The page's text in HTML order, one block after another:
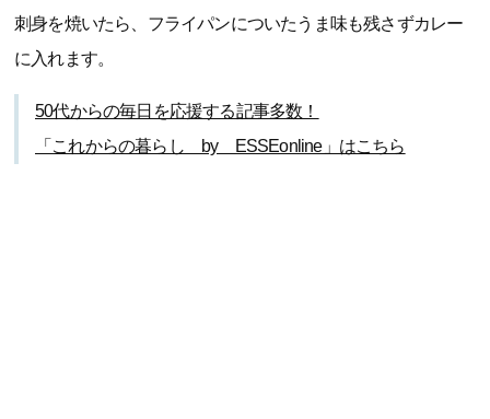
刺身を焼いたら、フライパンについたうま味も残さずカレー
に入れます。
50代からの毎日を応援する記事多数！
「これからの暮らし by ESSEonline」はこちら